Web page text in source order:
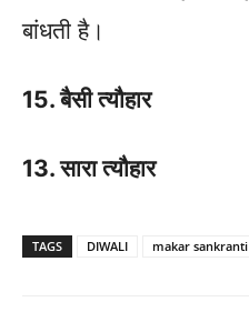
बांधती है।
15. बैसी त्यौहार
13. सारा त्यौहार
TAGS DIWALI makar sankranti